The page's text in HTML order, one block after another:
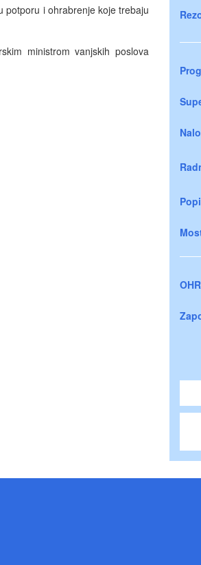
potporu i ohrabrenje koje trebaju
ministrom vanjskih poslova